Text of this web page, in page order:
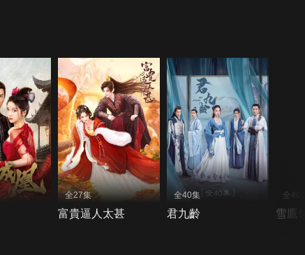
全27集
富貴逼人太甚
全40集
君九齡
全40
雪鷹